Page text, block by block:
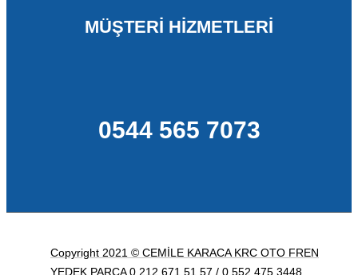
MÜŞTERİ HİZMETLERİ
0544 565 7073
Copyright 2021 © CEMİLE KARACA KRC OTO FREN
YEDEK PARÇA 0 212 671 51 57 / 0 552 475 3448